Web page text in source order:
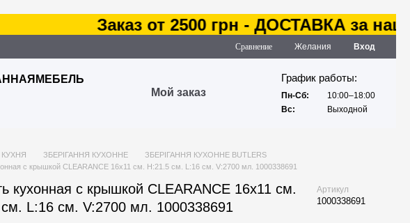
Заказ от 2500 грн - ДОСТАВКА за наш
Сравнение Желания Вход
МЕБЕЛЬ
Мой заказ
График работы:
Пн-Сб:
10:00–18:00
Вс:
Выходной
КУХНЯ ЗБЕРІГАННЯ КУХОННЕ
ЗБЕРІГАННЯ КУХОННЕ BUTLERS
с крышкой CLEARANCE 16x11 см. H:21.5 см. L:16 см. V:2700 мл. 1000338691
кухонная с крышкой CLEARANCE 16x11 см.
L:16 см. V:2700 мл. 1000338691
Артикул
1000338691